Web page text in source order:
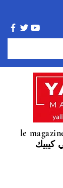
le
كيبيك